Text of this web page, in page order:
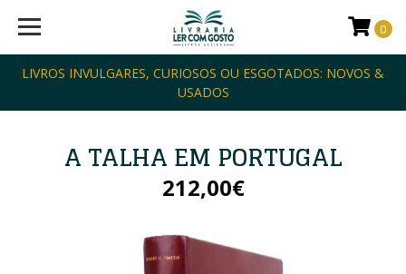
LIVROS INVULGARES, CURIOSOS OU ESGOTADOS: NOVOS &
USADOS
0
A TALHA EM PORTUGAL
212,00€